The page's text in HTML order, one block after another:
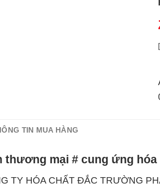
TIN MUA HÀNG
thương mại # cung ứng
TY HÓA CHẤT ĐẮC TRƯỜNG